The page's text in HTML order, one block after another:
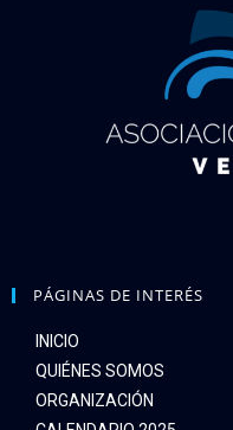
PÁGINAS DE INTERÉS
INICIO
QUIÉNES SOMOS
ORGANIZACIÓN